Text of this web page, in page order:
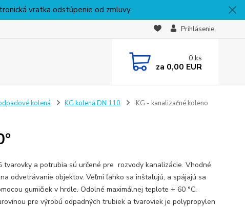
vratka odstúpenie od zmluvy.
Prihlásenie
0 ks
za 0,00 EUR
kolená KG kolená DN 110
KG - kanalizačné koleno
tvarovky a potrubia sú určené pre rozvody kanalizácie. Vhodné
odvetrávanie objektov. Veľmi ľahko sa inštalujú, a spájajú sa
gumičiek v hrdle. Odolné maximálnej teplote + 60 °C.
pre výrobú odpadných trubiek a tvaroviek je polypropylen